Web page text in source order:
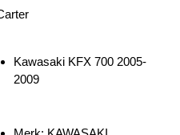
Kawasaki KFX 700 2005-
2009